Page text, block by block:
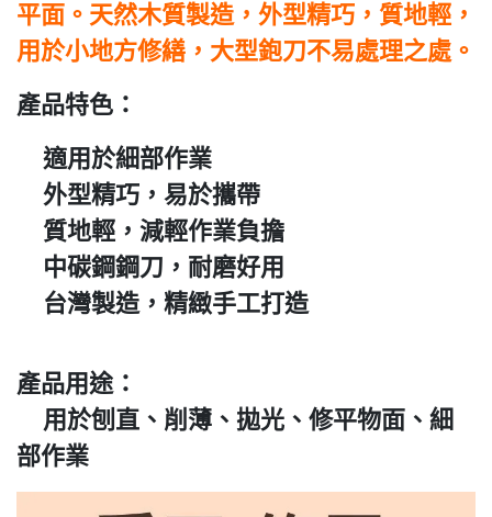
平面。天然木質製造，外型精巧，質地輕，
用於小地方修繕，大型鉋刀不易處理之處。
產品特色：
適用於細部作業
外型精巧，易於攜帶
質地輕，減輕作業負擔
中碳鋼鋼刀，耐磨好用
台灣製造，精緻手工打造
產品用途：
用於刨直、削薄、拋光、修平物面、細
部作業